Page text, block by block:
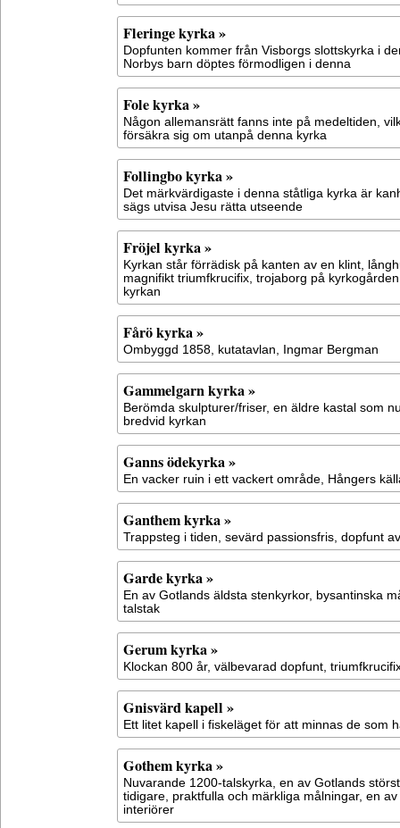
Fleringe kyrka »
Dopfunten kommer från Visborgs slottskyrka i
Norbys barn döptes förmodligen i denna
Fole kyrka »
Någon allemansrätt fanns inte på medeltiden,
försäkra sig om utanpå denna kyrka
Follingbo kyrka »
Det märkvärdigaste i denna ståtliga kyrka är
sägs utvisa Jesu rätta utseende
Fröjel kyrka »
Kyrkan står förrädisk på kanten av en klint,
magnifikt triumfkrucifix, trojaborg på
kyrkan
Fårö kyrka »
Ombyggd 1858, kutatavlan, Ingmar Bergman
Gammelgarn kyrka »
Berömda skulpturer/friser, en äldre kastal som
bredvid kyrkan
Ganns ödekyrka »
En vacker ruin i ett vackert område, Hångers
Ganthem kyrka »
Trappsteg i tiden, sevärd passionsfris, dopfunt
Garde kyrka »
En av Gotlands äldsta stenkyrkor, bysantinska
talstak
Gerum kyrka »
Klockan 800 år, välbevarad dopfunt,
Gnisvärd kapell »
Ett litet kapell i fiskeläget för att minnas de som
Gothem kyrka »
Nuvarande 1200-talskyrka, en av Gotlands
tidigare, praktfulla och märkliga målningar, en
interiörer